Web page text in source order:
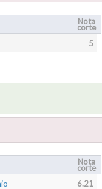
Nota
corte
5
Nota
corte
6.21